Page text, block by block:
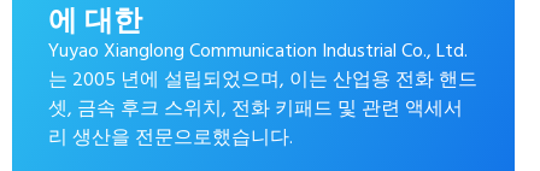
에 대한
Yuyao Xianglong Communication Industrial Co., Ltd.
는 2005 년에 설립되었으며, 이는 산업용 전화 핸드
셋, 금속 후크 스위치, 전화 키패드 및 관련 액세서
리 생산을 전문으로했습니다.